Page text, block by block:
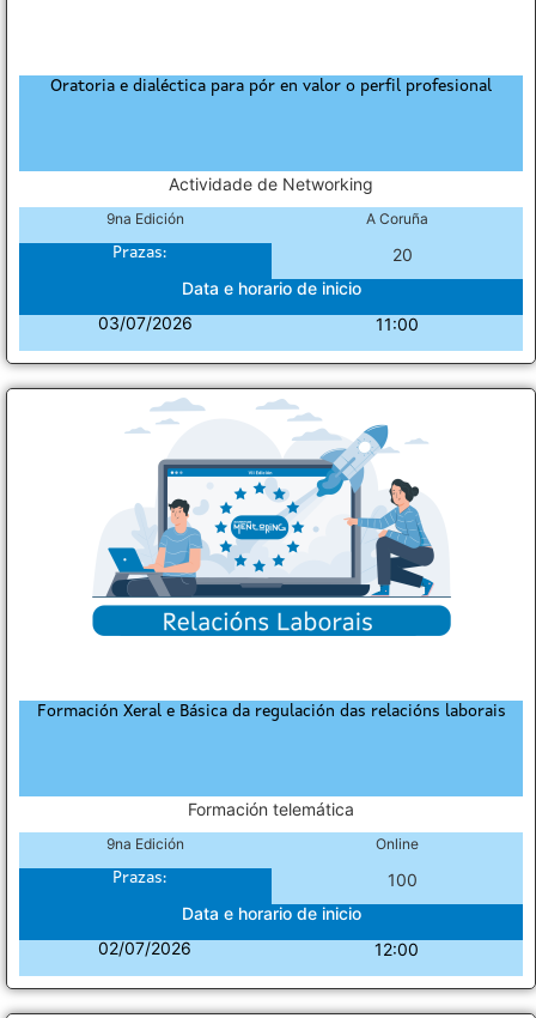
Oratoria e dialéctica para pór en valor o perfil profesional
Actividade de Networking
9na Edición A Coruña
Prazas:
20
Data e horario de inicio
03/07/2026
11:00
Formación Xeral e Básica da regulación das relacións laborais
Formación telemática
9na Edición Online
Prazas:
100
Data e horario de inicio
02/07/2026
12:00